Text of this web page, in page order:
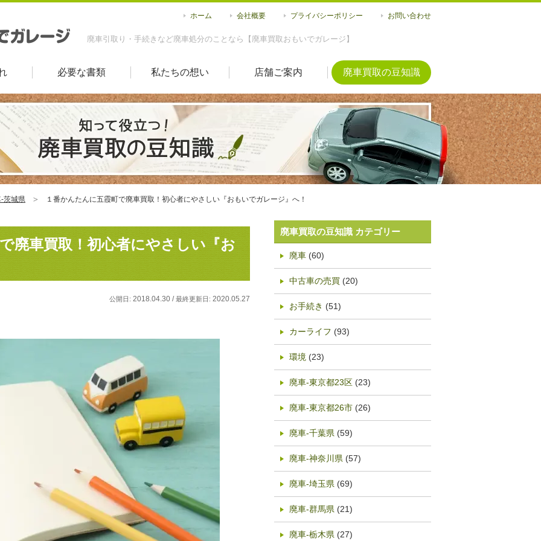
廃車引取り・手続きなど廃車処分のことなら【廃車買取おもいでガレージ】
ホーム 会社概要 プライバシーポリシー お問い合わせ
必要な書類 私たちの想い 店舗ご案内 廃車買取の豆知識
茨城県 １番かんたんに五霞町で廃車買取！初心者にやさしい『おもいでガレージ』へ！
廃車買取！初心者にやさしい『お
公開日: 2018.04.30 /最終更新日: 2020.05.27
廃車買取の豆知識 カテゴリー
廃車 (60)
中古車の売買 (20)
お手続き (51)
カーライフ (93)
環境 (23)
廃車-東京都23区 (23)
廃車-東京都26市 (26)
廃車-千葉県 (59)
廃車-神奈川県 (57)
廃車-埼玉県 (69)
廃車-群馬県 (21)
廃車-栃木県 (27)